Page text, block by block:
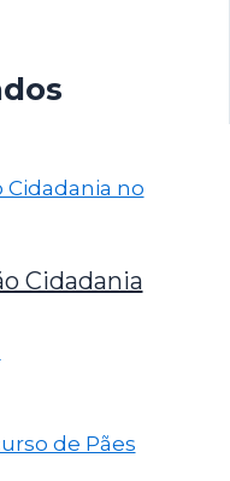
Cidadania